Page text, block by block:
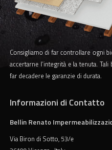
Consigliamo di far controllare ogni
accertarne l’integrità e la tenuta.
far decadere le garanzie di durata.
Informazioni di Contatto
Bellin Renato
Via Biron di Sotto, 53/e